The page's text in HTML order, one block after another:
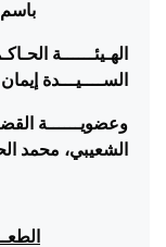
الهـيئــــــة
الســــيـــدة
وعضويــــــة
الشعيبي، محمد